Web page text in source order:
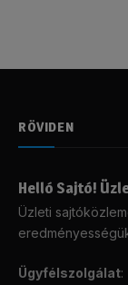
RÖVIDEN
Helló Sajtó!
Üzleti
Ügyfélszolgálat: